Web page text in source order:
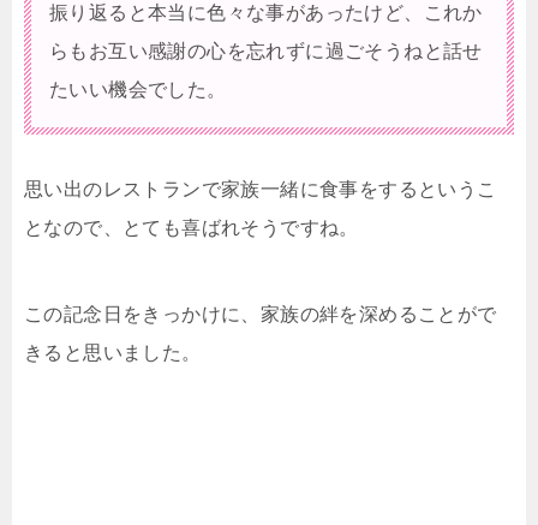
振り返ると本当に色々な事があったけど、これか
らもお互い感謝の心を忘れずに過ごそうねと話せ
たいい機会でした。
思い出のレストランで家族一緒に食事をするというこ
となので、とても喜ばれそうですね。
この記念日をきっかけに、家族の絆を深めることがで
きると思いました。